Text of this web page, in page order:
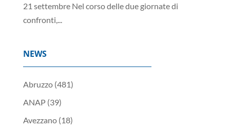
21 settembre Nel corso delle due giornate di
confronti,...
NEWS
Abruzzo(481)
ANAP(39)
Avezzano(18)